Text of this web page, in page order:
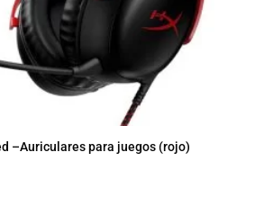
–Auriculares para juegos (rojo)